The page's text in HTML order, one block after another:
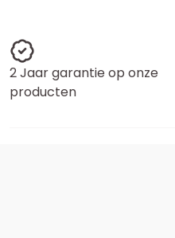
2 Jaar garantie op onze
producten